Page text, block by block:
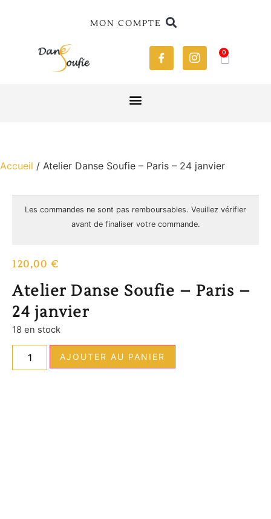
MON COMPTE
0
Accueil / Atelier Danse Soufie – Paris – 24 janvier
Les commandes ne sont pas remboursables. Veuillez vérifier
avant de finaliser votre commande.
120,00 €
Atelier Danse Soufie – Paris –
24 janvier
18 en stock
AJOUTER AU PANIER